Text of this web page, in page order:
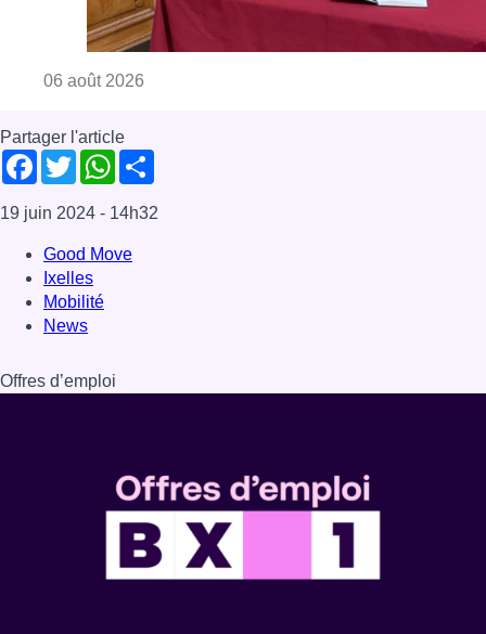
06 août 2026
Partager l'article
Facebook
TwitterWhatsApp
19 juin 2024 - 14h32
Good Move
Ixelles
Mobilité
News
Offres d’emploi